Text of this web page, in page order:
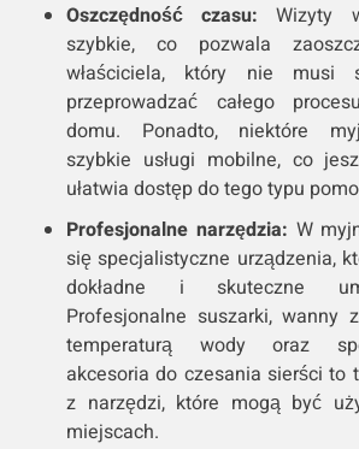
Oszczędność czasu: Wizyty
szybkie, co pozwala
właściciela, który nie musi
przeprowadzać całego
domu. Ponadto, niektóre
szybkie usługi mobilne, co
ułatwia dostęp do tego typu
Profesjonalne narzędzia: W
się specjalistyczne urządzenia,
dokładne i skuteczne
Profesjonalne suszarki, wanny
temperaturą wody oraz
akcesoria do czesania sierści to
z narzędzi, które mogą być
miejscach.